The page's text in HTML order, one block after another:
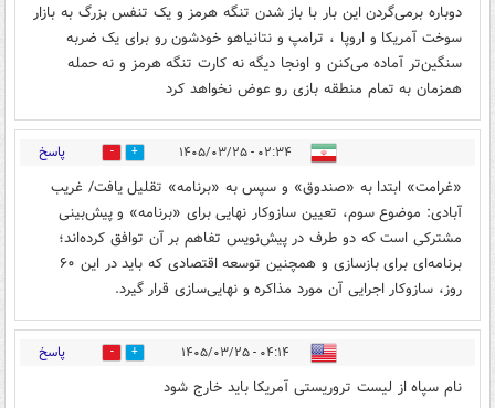
دوباره برمی‌گردن این بار با باز شدن تنگه هرمز و یک تنفس بزرگ به بازار
سوخت آمریکا و اروپا ، ترامپ و نتانیاهو خودشون رو برای یک ضربه
سنگین‌تر آماده می‌کنن و اونجا دیگه نه کارت تنگه هرمز و نه حمله
همزمان به تمام منطقه بازی رو عوض نخواهد کرد
۰۲:۳۴ - ۱۴۰۵/۰۳/۲۵ 4 پاسخ
«غرامت» ابتدا به «صندوق» و سپس به «برنامه» تقلیل یافت/ غریب
آبادی: موضوع سوم، تعیین سازوکار نهایی برای «برنامه» و پیش‌بینی
مشترکی است که دو طرف در پیش‌نویس تفاهم بر آن توافق کرده‌اند؛
برنامه‌ای برای بازسازی و همچنین توسعه اقتصادی که باید در این ۶۰
روز، سازوکار اجرایی آن مورد مذاکره و نهایی‌سازی قرار گیرد.
۰۴:۱۴ - ۱۴۰۵/۰۳/۲۵ 2 پاسخ
نام سپاه از لیست تروریستی آمریکا باید خارج شود